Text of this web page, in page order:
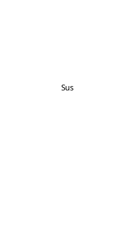
Sus